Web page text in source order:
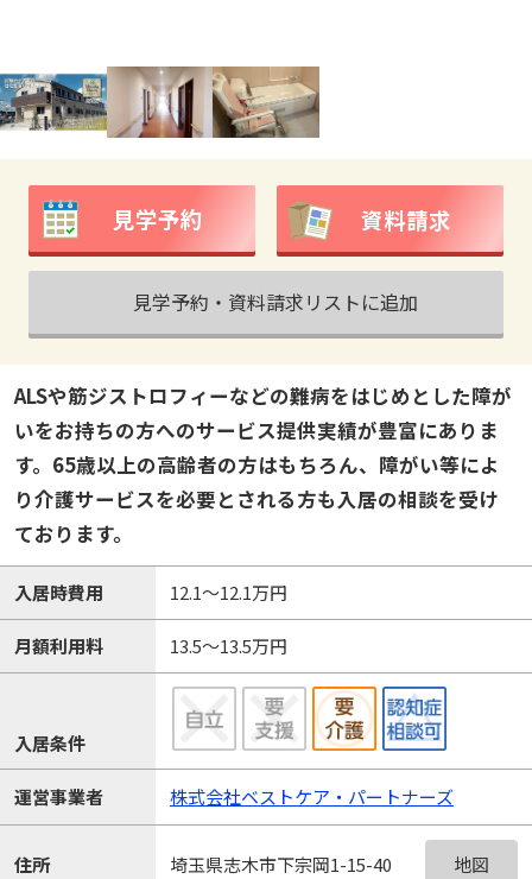
見学予約 資料請求
見学予約・資料請求リストに追加
ALSや筋ジストロフィーなどの難病をはじめとした障が
いをお持ちの方へのサービス提供実績が豊富にありま
す。65歳以上の高齢者の方はもちろん、障がい等によ
り介護サービスを必要とされる方も入居の相談を受け
ております。
入居時費用 12.1～12.1万円
月額利用料 13.5～13.5万円
入居条件
運営事業者 株式会社ベストケア・パートナーズ
住所 埼玉県志木市下宗岡1-15-40 地図